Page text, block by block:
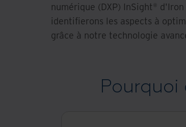
numérique (DXP) InSight®
identifierons les aspects à
grâce à notre technologie
Pourquoi